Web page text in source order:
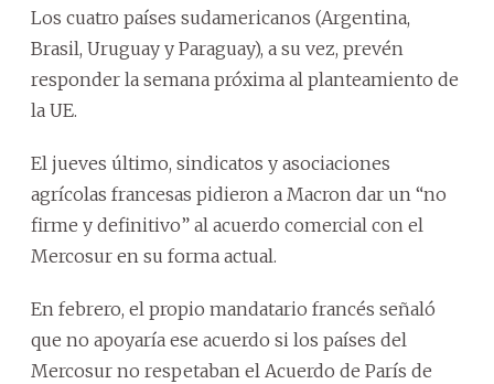
Los cuatro países sudamericanos (Argentina,
Brasil, Uruguay y Paraguay), a su vez, prevén
responder la semana próxima al planteamiento de
la UE.
El jueves último, sindicatos y asociaciones
agrícolas francesas pidieron a Macron dar un “no
firme y definitivo” al acuerdo comercial con el
Mercosur en su forma actual.
En febrero, el propio mandatario francés señaló
que no apoyaría ese acuerdo si los países del
Mercosur no respetaban el Acuerdo de París de